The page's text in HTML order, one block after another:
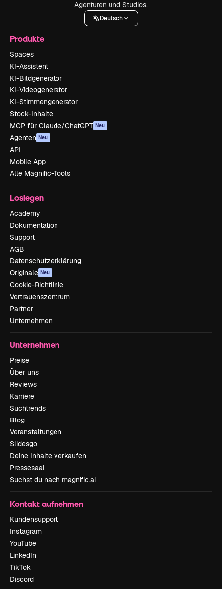
Agenturen und Studios.
Deutsch
Produkte
Spaces
KI-Assistent
KI-Bildgenerator
KI-Videogenerator
KI-Stimmengenerator
Stock-Inhalte
MCP für Claude/ChatGPT Neu
Agenten Neu
API
Mobile App
Alle Magnific-Tools
Loslegen
Academy
Dokumentation
Support
AGB
Datenschutzerklärung
Originale Neu
Cookie-Richtlinie
Vertrauenszentrum
Partner
Unternehmen
Unternehmen
Preise
Über uns
Reviews
Karriere
Suchtrends
Blog
Veranstaltungen
Slidesgo
Deine Inhalte verkaufen
Pressesaal
Suchst du nach magnific.ai
Kontakt aufnehmen
Kundensupport
Instagram
YouTube
LinkedIn
TikTok
Discord